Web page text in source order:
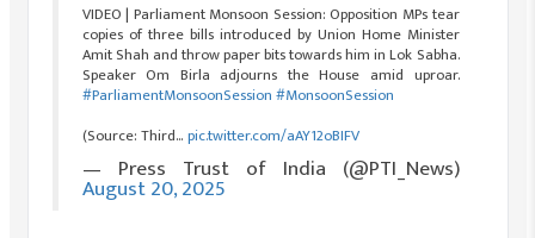
VIDEO | Parliament Monsoon Session: Opposition MPs tear
copies of three bills introduced by Union Home Minister
Amit Shah and throw paper bits towards him in Lok Sabha.
Speaker Om Birla adjourns the House amid uproar.
#ParliamentMonsoonSession#MonsoonSession
(Source: Third…pic.twitter.com/aAY12oBIFV
— Press Trust of India (@PTI_News)
August 20, 2025